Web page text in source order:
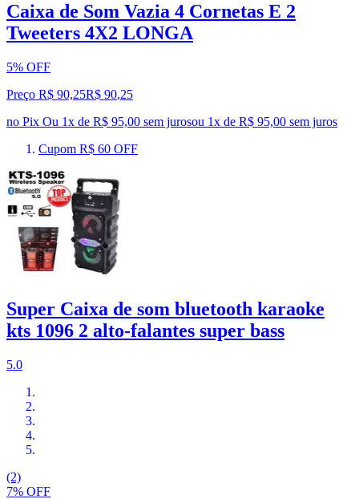
Caixa de Som Vazia 4 Cornetas E 2
Tweeters 4X2 LONGA
5% OFF
Preço R$ 90,25R$ 90,25
no Pix Ou 1x de R$ 95,00 sem jurosou 1x de R$ 95,00 sem juros
Cupom R$ 60 OFF
Super Caixa de som bluetooth karaoke
kts 1096 2 alto-falantes super bass
5.0
(2)
7% OFF